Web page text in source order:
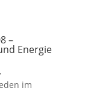
–
Energie
,
im